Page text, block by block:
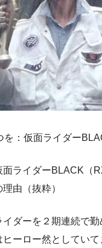
を：仮面ライダー
面ライダーBLACK（
由（抜粋）
イダーを２期連続で
ヒーロー然としてい